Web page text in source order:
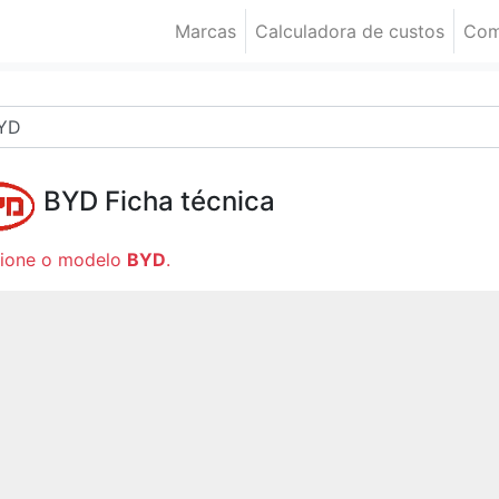
Marcas Calculadora de custos
BYD Ficha técnica
o modelo BYD.